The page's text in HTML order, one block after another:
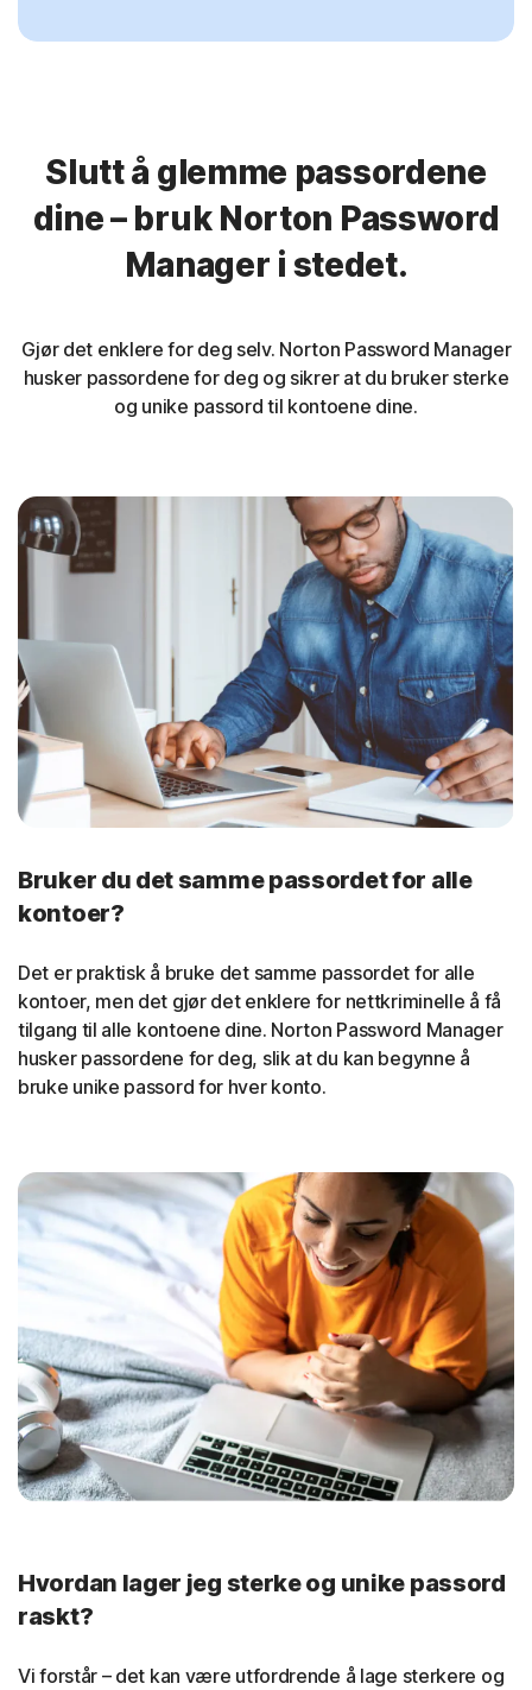
Slutt å glemme passordene
dine – bruk Norton Password
Manager i stedet.
Gjør det enklere for deg selv. Norton Password Manager
husker passordene for deg og sikrer at du bruker sterke
og unike passord til kontoene dine.
Bruker du det samme passordet for alle
kontoer?
Det er praktisk å bruke det samme passordet for alle
kontoer, men det gjør det enklere for nettkriminelle å få
tilgang til alle kontoene dine. Norton Password Manager
husker passordene for deg, slik at du kan begynne å
bruke unike passord for hver konto.
Hvordan lager jeg sterke og unike passord
raskt?
Vi forstår – det kan være utfordrende å lage sterkere og